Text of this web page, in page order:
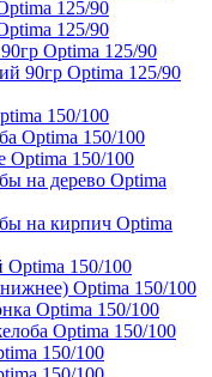
125/90
125/90
Optima 125/90
90гр Optima 125/90
150/100
Optima 150/100
Optima 150/100
на дерево Optima
на кирпич Optima
150/100
Optima 150/100
Optima 150/100
Optima 150/100
150/100